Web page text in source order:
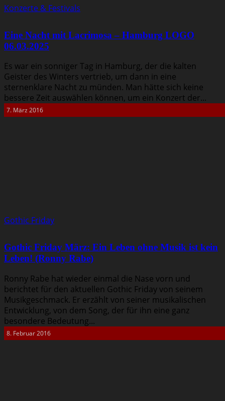
Konzerte & Festivals
Eine Nacht mit Lacrimosa – Hamburg LOGO
06.03.2025
Es war ein sonniger Tag in Hamburg, der die kalten
Geister des Winters vertrieb, um dann in eine
sternenklare Nacht zu münden. Man hätte sich keine
bessere Zeit auswählen können, um ein Konzert der...
7. März 2016
Gothic Friday
Gothic Friday März: Ein Leben ohne Musik ist kein
Leben! (Ronny Rabe)
Ronny Rabe hat wieder einmal die Nase vorn und
berichtet für den aktuellen Gothic Friday von seinem
Musikgeschmack. Er erzählt von seiner musikalischen
Entwicklung, von dem Song, der für ihn eine ganz
besondere Bedeutung...
8. Februar 2016